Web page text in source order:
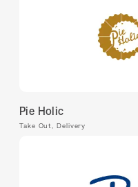
Pie Holic
Take Out, Delivery